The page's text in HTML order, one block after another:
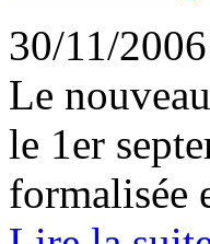
30/11/2006
Le
le 1er
formalisée